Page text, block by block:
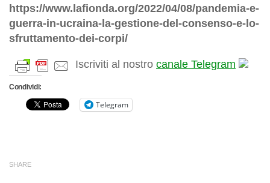
https://www.lafionda.org/2022/04/08/pandemia-e-
guerra-in-ucraina-la-gestione-del-consenso-e-lo-
sfruttamento-dei-corpi/
Iscriviti al nostro canale Telegram
Condividi:
Telegram
SHARE